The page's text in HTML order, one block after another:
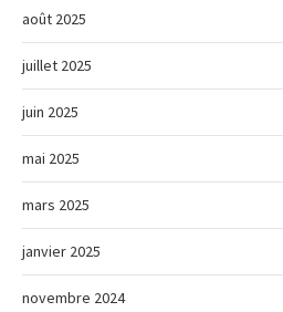
août 2025
juillet 2025
juin 2025
mai 2025
mars 2025
janvier 2025
novembre 2024